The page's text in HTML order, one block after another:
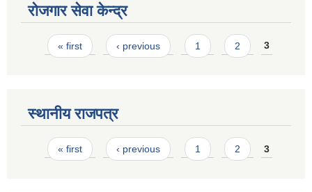
रोजगार सेवा केन्द्र
Pages
« first ‹ previous 1 2 3
स्थानीय राजपत्र
Pages
« first ‹ previous 1 2 3